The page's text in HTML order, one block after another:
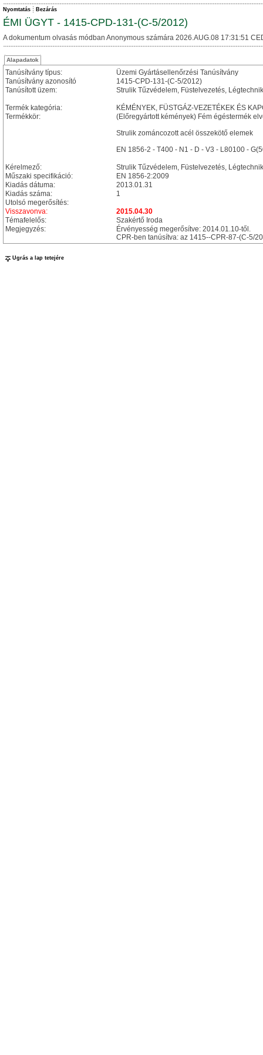
Nyomtatás Bezárás
ÉMI ÜGYT - 1415-CPD-131-(C-5/2012)
A dokumentum olvasás módban Anonymous számára 2026.AUG.08 17:31:51
Alapadatok
Tanúsítvány típus:
Üzemi Gyártásellenőrzési Tanúsítvány
Tanúsítvány azonosító
1415-CPD-131-(C-5/2012)
Tanúsított üzem:
Strulik Tűzvédelem, Füstelvezetés,
Termék kategória:
KÉMÉNYEK, FÜSTGÁZ-VEZETÉKEK ÉS
Termékkör:
(Előregyártott kémények) Fém égéstermék
Strulik zománcozott acél összekötő elemek
EN 1856-2 - T400 - N1 - D - V3 - L80100 -
Kérelmező:
Strulik Tűzvédelem, Füstelvezetés,
Műszaki specifikáció:
EN 1856-2:2009
Kiadás dátuma:
2013.01.31
Kiadás száma:
1
Utolsó megerősítés:
Visszavonva:
2015.04.30
Témafelelős:
Szakértő Iroda
Megjegyzés:
Érvényesség megerősítve: 2014.01.10-től.
CPR-ben tanúsítva: az 1415--CPR-87-(C-5/
Ugrás a lap tetejére